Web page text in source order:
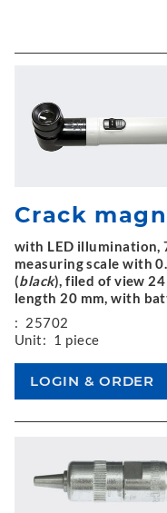
Crack
with LED illumination,
measuring scale with
(black), filed of view
length 20 mm, with
: 25702
Unit: 1 piece